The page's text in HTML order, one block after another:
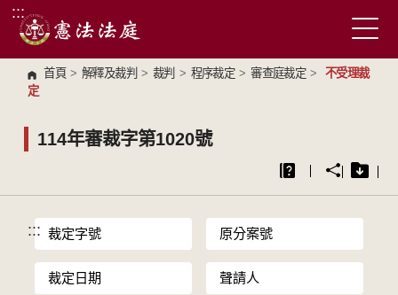
跳到主要內容區塊
:::
首頁 > 解釋及裁判 > 裁判 > 程序裁定 > 審查庭裁定 >
不受理裁
定
114年審裁字第1020號
::: 裁定字號 原分案號
裁定日期 聲請人